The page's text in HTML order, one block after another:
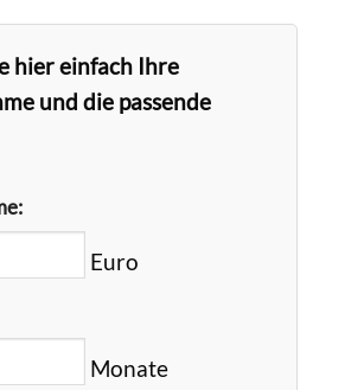
hier einfach Ihre
und die passende
Euro
Monate